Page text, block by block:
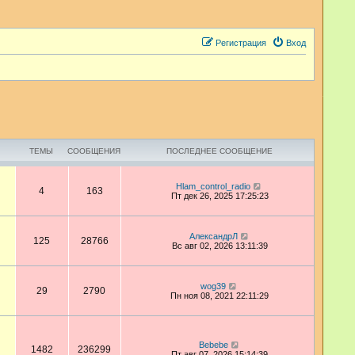
Вход
Регистрация
ТЕМЫ СООБЩЕНИЯ ПОСЛЕДНЕЕ СООБЩЕНИЕ
4 163 Hlam_control_radio
е
е
и
к
е
н
Пт дек 26, 2025 17:25:23
125 28766 АлександрЛ
е
е
и
к
е
Вс авг 02, 2026 13:11:39
29 2790 wog39
е
е
и
к
Пн ноя 08, 2021 22:11:29
1482 236299 Bebebe